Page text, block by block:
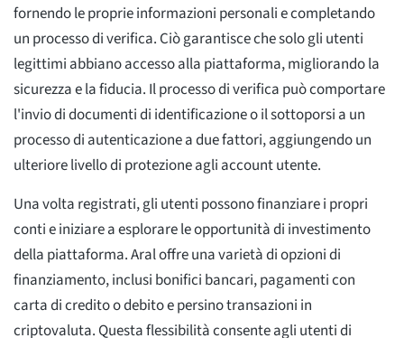
fornendo le proprie informazioni personali e completando
un processo di verifica. Ciò garantisce che solo gli utenti
legittimi abbiano accesso alla piattaforma, migliorando la
sicurezza e la fiducia. Il processo di verifica può comportare
l'invio di documenti di identificazione o il sottoporsi a un
processo di autenticazione a due fattori, aggiungendo un
ulteriore livello di protezione agli account utente.
Una volta registrati, gli utenti possono finanziare i propri
conti e iniziare a esplorare le opportunità di investimento
della piattaforma. Aral offre una varietà di opzioni di
finanziamento, inclusi bonifici bancari, pagamenti con
carta di credito o debito e persino transazioni in
criptovaluta. Questa flessibilità consente agli utenti di